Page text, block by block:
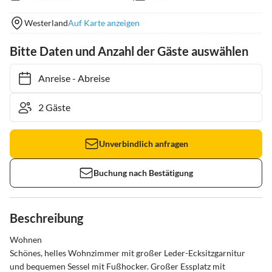
WesterlandAuf Karte anzeigen
Bitte Daten und Anzahl der Gäste auswählen
Anreise- Abreise
Unverbindlich anfragen
Buchung nach Bestätigung
Beschreibung
Wohnen
Schönes, helles Wohnzimmer mit großer Leder-Ecksitzgarnitur
und bequemen Sessel mit Fußhocker. Großer Essplatz mit